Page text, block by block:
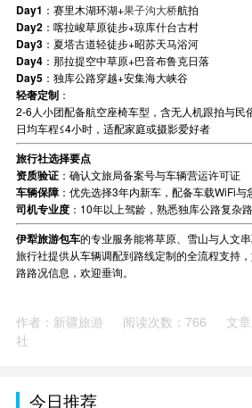
Day1 ：赛里木湖环湖+果子沟大桥航拍
Day2：喀拉峻草原徒步+琼库什台古村
Day3：夏塔古道轻徒步+昭苏天马浴河
Day4：那拉提空中草原+巴音布鲁克日落
Day5：独库公路穿越+安集海大峡谷
轻奢定制：
2-6人小团配备航空座椅车型，含无人机跟拍与民
日均车程≤4小时，适配家庭或摄影爱好者
旅行社选择要点
资质验证：确认文旅局备案号与车辆营运许可证
车辆保障：优先选择3年内新车，配备车载WiFi与
司机专业度：10年以上驾龄，熟悉独库公路复杂
伊犁旅游包车的专业服务能将草原、雪山与人文
旅行社提供从车辆调配到路线定制的全流程支持
路路况信息，欢迎垂询。
作者：新疆旅游 阅读次数：766
文
社
今日推荐